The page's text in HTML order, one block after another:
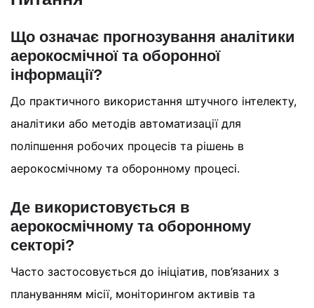
Що означає прогнозування аналітики
аерокосмічної та оборонної
інформації?
До практичного використання штучного інтелекту,
аналітики або методів автоматизації для
поліпшення робочих процесів та рішень в
аерокосмічному та оборонному процесі.
Де використовується в
аерокосмічному та оборонному
секторі?
Часто застосовується до ініціатив, пов’язаних з
плануванням місії, моніторингом активів та